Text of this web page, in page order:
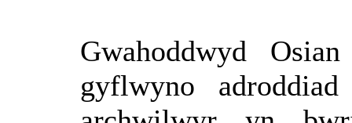
Gwahoddwyd
gyflwyno
adroddiad